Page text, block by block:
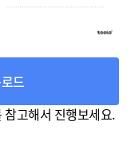
드
고해서 진행보세요.